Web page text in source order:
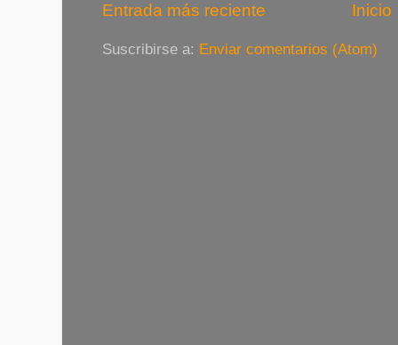
Entrada más reciente Inicio
Suscribirse a: Enviar comentarios (Atom)